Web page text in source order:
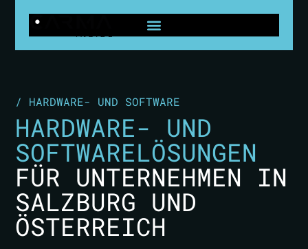
/ HARDWARE- UND SOFTWARE
HARDWARE- UND
SOFTWARE­LÖSUNGEN
FÜR UNTERNEHMEN IN
SALZBURG UND
ÖSTERREICH